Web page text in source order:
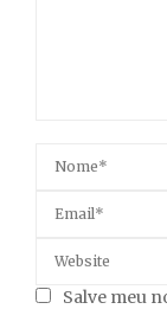
Salve meu